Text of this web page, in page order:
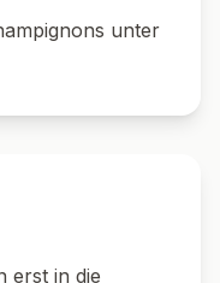
unter
erst in die